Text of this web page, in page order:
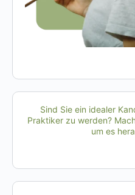
Sind Sie ein idealer
Praktiker zu werden?
um es